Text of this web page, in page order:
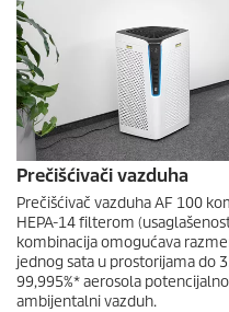
Prečišćivači vazduha
Prečišćivač vazduha AF 100
HEPA-14 filterom
kombinacija omogućava
jednog sata u prostorijama do
99,995%* aerosola
ambijentalni vazduh.